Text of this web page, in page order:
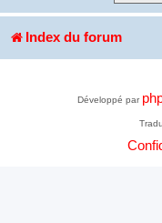
Index du forum
Développé par